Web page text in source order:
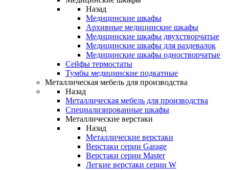
Назад
Медицинские шкафы
Архивные медицинские шкафы
Медицинские шкафы двухстворчатые
Медицинские шкафы для раздевалок
Медицинские шкафы одностворчатые
Сейфы термостаты
Тумбы медицинские подкатные
Металлическая мебель для производства
Назад
Металлическая мебель для производства
Cпециализированные шкафы
Металлические верстаки
Назад
Металлические верстаки
Верстаки серии Garage
Верстаки серии Master
Легкие верстаки серии W